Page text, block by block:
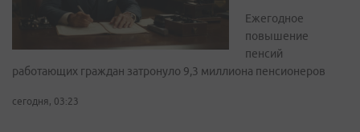
Ежегодное
повышение
пенсий
работающих граждан затронуло 9,3 миллиона пенсионеров
сегодня, 03:23